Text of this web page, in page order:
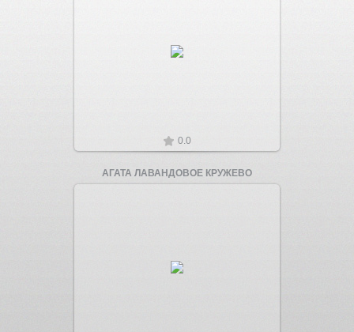
Увеличить
0.0
АГАТА ЛАВАНДОВОЕ КРУЖЕВО
Увеличить